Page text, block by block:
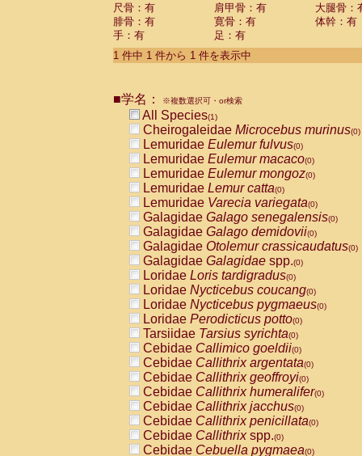
Cebidae Saguinus weddelli
Cebidae Saguinusspp.
Cebidae Aotus trivirgatus
Cebidae Cebus albifrons
CebidaeCebus nigrivittatus
CebidaeCebus
CebidaeSaimiri boliviensis(0)
CebidaeSaimiri sciureus(0)
AtelidaeAlouatta caraya(0)
AtelidaeAlouatta fusca(0)
AtelidaeAlouatta seniculus
AtelidaeAlouattaspp.(0)
AtelidaeAteles belzebuth(0)
AtelidaeAteles geoffroyi(0)
AtelidaeAteles paniscus(0)
AtelidaeAtelesspp.(0)
Atelidae Lagothrix lagothricha
AtelidaeLagothrix lagothricha cana
PitheciidaeCacajao calvus
PitheciidaeCallicebus cupreus
PitheciidaeCallicebus donacophilus
PitheciidaeCallicebus moloch
PitheciidaeCallicebus torquatus
PitheciidaeCallicebusspp.(0)
PitheciidaeChiropotes satanas(0)
PitheciidaePithecia monachus
PitheciidaePithecia pithecia(0)
CercopithecidaeCercocebus agilis
CercopithecidaeCercocebus
尺骨：有
肩甲骨：有
大腿骨：
腓骨：有
寛骨：有
体幹：有
手：有
足：有
1 件中 1 件から 1 件を表示中
■学名： ※複数選択可・or検索
All Species(1)
Cheirogaleidae Microcebus murinus(0)
Lemuridae Eulemur fulvus(0)
Lemuridae Eulemur macaco(0)
Lemuridae Eulemur mongoz(0)
Lemuridae Lemur catta(0)
Lemuridae Varecia variegata(0)
Galagidae Galago senegalensis(0)
Galagidae Galago demidovii(0)
Galagidae Otolemur crassicaudatus(0)
Galagidae Galagidae spp.(0)
Loridae Loris tardigradus(0)
Loridae Nycticebus coucang(0)
Loridae Nycticebus pygmaeus(0)
Loridae Perodicticus potto(0)
Tarsiidae Tarsius syrichta(0)
Cebidae Callimico goeldii(0)
Cebidae Callithrix argentata(0)
Cebidae Callithrix geoffroyi(0)
Cebidae Callithrix humeralifer(0)
Cebidae Callithrix jacchus(0)
Cebidae Callithrix penicillata(0)
Cebidae Callithrixspp.(0)
Cebidae Cebuella pygmaea(0)